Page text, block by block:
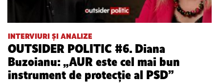
INTERVIURI ȘI ANALIZE
OUTSIDER POLITIC #6. Diana
Buzoianu: „AUR este cel mai bun
instrument de protecție al PSD”